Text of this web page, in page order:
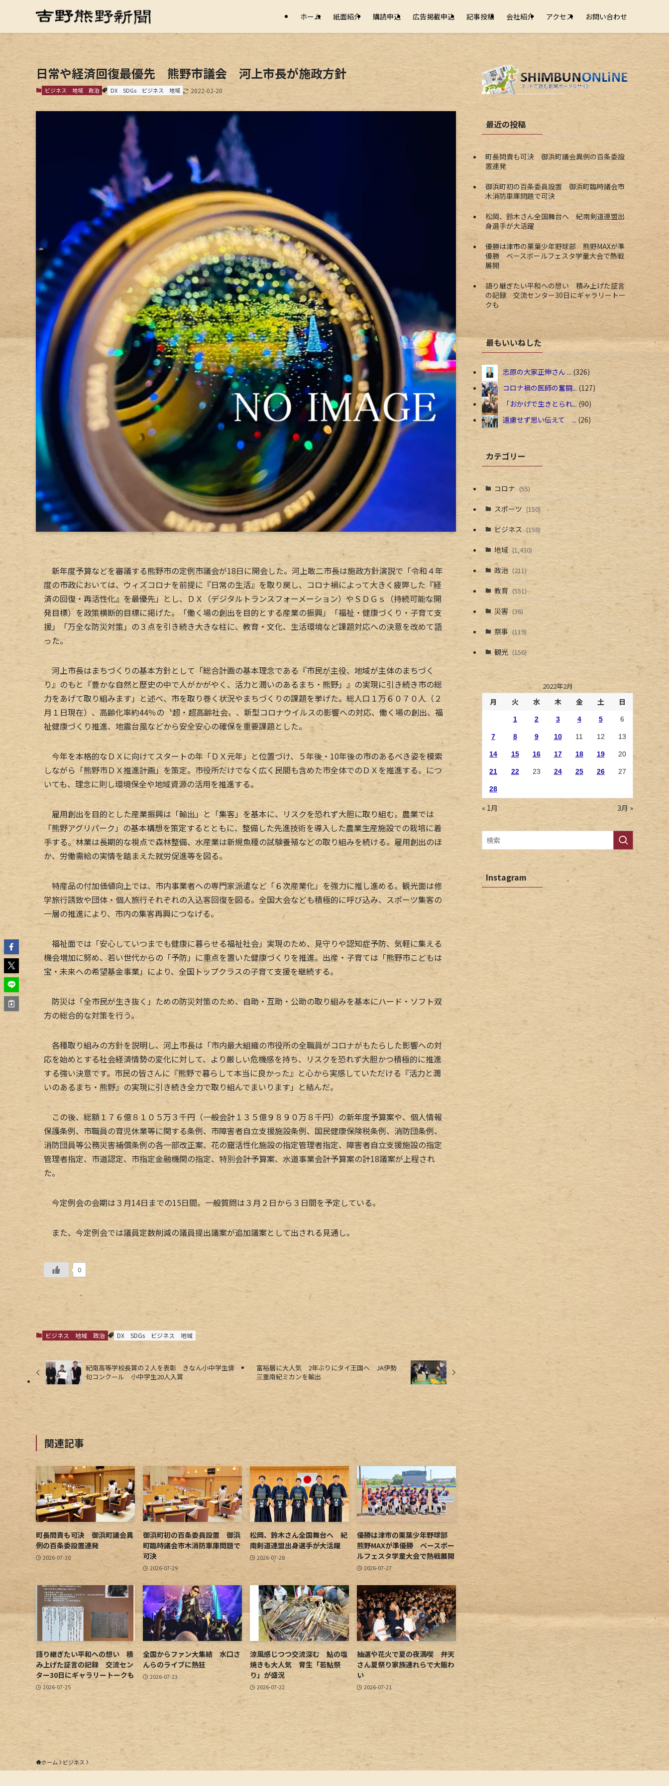
ホーム 紙面紹介 購読申込 広告掲載申込 記事投稿 会社紹介 アクセス お問い合わせ
日常や経済回復最優先 熊野市議会 河上市長が施政方針
ビジネス 地域 政治 DX SDGs ビジネス 地域 2022-02-20
新年度予算などを審議する熊野市の定例市議会が18日に開会した。河上敢二市長は施政方針演説で「令和４年
度の市政においては、ウィズコロナを前提に『日常の生活』を取り戻し、コロナ禍によって大きく疲弊した『経
済の回復・再活性化』を最優先」とし、ＤＸ（デジタルトランスフォーメーション）やＳＤＧｓ（持続可能な開
発目標）を政策横断的目標に掲げた。「働く場の創出を目的とする産業の振興」「福祉・健康づくり・子育て支
援」「万全な防災対策」の３点を引き続き大きな柱に、教育・文化、生活環境など課題対応への決意を改めて語
った。
河上市長はまちづくりの基本方針として「総合計画の基本理念である『市民が主役、地域が主体のまちづく
り』のもと『豊かな自然と歴史の中で人がかがやく、活力と潤いのあるまち・熊野」』の実現に引き続き市の総
力をあげて取り組みます」と述べ、市を取り巻く状況やまちづくりの課題を挙げた。総人口１万６０７０人（２
月１日現在）、高齢化率約44％の〝超・超高齢社会〟、新型コロナウイルスの影響への対応、働く場の創出、福
祉健康づくり推進、地震台風などから安全安心の確保を重要課題とした。
今年を本格的なＤＸに向けてスタートの年「ＤＸ元年」と位置づけ、５年後・10年後の市のあるべき姿を模索
しながら「熊野市ＤＸ推進計画」を策定。市役所だけでなく広く民間も含めた市全体でのＤＸを推進する。につ
いても、理念に則し環境保全や地域資源の活用を推進する。
雇用創出を目的とした産業振興は「輸出」と「集客」を基本に、リスクを恐れず大胆に取り組む。農業では
「熊野アグリパーク」の基本構想を策定するとともに、整備した先進技術を導入した農業生産施設での栽培に着
手する。林業は長期的な視点で森林整備、水産業は新規魚種の試験養殖などの取り組みを続ける。雇用創出のほ
か、労働需給の実情を踏まえた就労促進等を図る。
特産品の付加価値向上では、市内事業者への専門家派遣など「６次産業化」を強力に推し進める。観光面は修
学旅行誘致や団体・個人旅行それぞれの入込客回復を図る。全国大会なども積極的に呼び込み、スポーツ集客の
一層の推進により、市内の集客再興につなげる。
福祉面では「安心していつまでも健康に暮らせる福祉社会」実現のため、見守りや認知症予防、気軽に集える
機会増加に努め、若い世代からの「予防」に重点を置いた健康づくりを推進。出産・子育ては「熊野市こどもは
宝・未来への希望基金事業」により、全国トップクラスの子育て支援を継続する。
防災は「全市民が生き抜く」ための防災対策のため、自助・互助・公助の取り組みを基本にハード・ソフト双
方の総合的な対策を行う。
各種取り組みの方針を説明し、河上市長は「市内最大組織の市役所の全職員がコロナがもたらした影響への対
応を始めとする社会経済情勢の変化に対して、より厳しい危機感を持ち、リスクを恐れず大胆かつ積極的に推進
する強い決意です。市民の皆さんに『熊野で暮らして本当に良かった』と心から実感していただける『活力と潤
いのあるまち・熊野』の実現に引き続き全力で取り組んでまいります」と結んだ。
この後、総額１７６億８１０５万３千円（一般会計１３５億９８９０万８千円）の新年度予算案や、個人情報
保護条例、市職員の育児休業等に関する条例、市障害者自立支援施設条例、国民健康保険税条例、消防団条例、
消防団員等公務災害補償条例の各一部改正案、花の窟活性化施設の指定管理者指定、障害者自立支援施設の指定
管理者指定、市道認定、市指定金融機関の指定、特別会計予算案、水道事業会計予算案の計18議案が上程され
た。
今定例会の会期は３月14日までの15日間。一般質問は３月２日から３日間を予定している。
また、今定例会では議員定数削減の議員提出議案が追加議案として出される見通し。
0
ビジネス 地域 政治 DX SDGs ビジネス 地域
紀南高等学校長賞の２人を表彰 きなん小中学生俳
句コンクール 小中学生20人入賞
富裕層に大人気 2年ぶりにタイ王国へ JA伊勢
三重南紀ミカンを輸出
関連記事
町長問責も可決 御浜町議会異
例の百条委設置連発
2026-07-30
御浜町初の百条委員設置 御浜
町臨時議会市木消防車庫問題で
可決
2026-07-29
松岡、鈴木さん全国舞台へ 紀
南剣道連盟出身選手が大活躍
2026-07-28
優勝は津市の栗葉少年野球部
熊野MAXが準優勝 ベースボー
ルフェスタ学童大会で熱戦展開
2026-07-27
語り継ぎたい平和への想い 積
み上げた証言の記録 交流セン
ター30日にギャラリートークも
2026-07-25
全国からファン大集結 水口さ
んらのライブに熱狂
2026-07-23
涼風感じつつ交流深む 鮎の塩
焼きも大人気 育生「若鮎祭
り」が盛況
2026-07-22
抽選や花火で夏の夜満喫 弁天
さん夏祭り家族連れらで大賑わ
い
2026-07-21
最近の投稿
町長問責も可決 御浜町議会異例の百条委設
置連発
御浜町初の百条委員設置 御浜町臨時議会市
木消防車庫問題で可決
松岡、鈴木さん全国舞台へ 紀南剣道連盟出
身選手が大活躍
優勝は津市の栗葉少年野球部 熊野MAXが準
優勝 ベースボールフェスタ学童大会で熱戦
展開
語り継ぎたい平和への想い 積み上げた証言
の記録 交流センター30日にギャラリートー
クも
最もいいねした
志原の大家正伸さん ... 326
コロナ禍の医師の奮闘... 127
「おかげで生きとられ... 90
遠慮せず思い伝えて ... 26
カテゴリー
コロナ (55)
スポーツ (150)
ビジネス (158)
地域 (1,430)
政治 (211)
教育 (551)
災害 (36)
祭事 (119)
観光 (156)
2022年2月
月 火 水 木 金 土 日
1 2 3 4 5 6
7 8 9 10 11 12 13
14 15 16 17 18 19 20
21 22 23 24 25 26 27
28
« 1月 3月 »
Instagram
ホーム ビジネス